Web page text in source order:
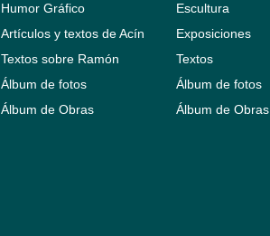
Humor Gráfico
Artículos y textos de Acín
Textos sobre Ramón
Álbum de fotos
Álbum de Obras
Escultura
Exposiciones
Textos
Álbum de fotos
Álbum de Obras